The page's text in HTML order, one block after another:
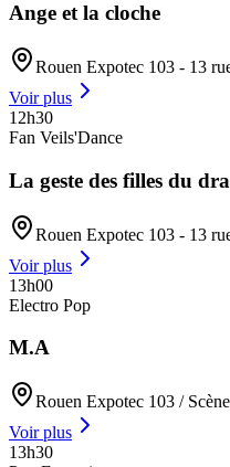
Ange et la cloche
Rouen Expotec 103 - 13
Voir plus
12h30
Fan Veils'Dance
La geste des filles du
Rouen Expotec 103 - 13
Voir plus
13h00
Electro Pop
M.A
Rouen Expotec 103 /
Voir plus
13h30